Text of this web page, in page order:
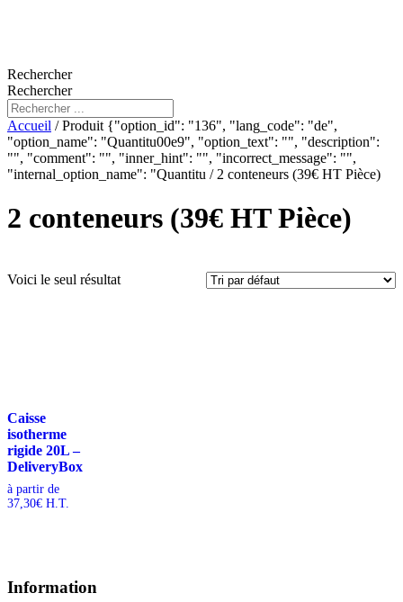
Rechercher
Rechercher
Accueil / Produit {"option_id": "136", "lang_code": "de",
"option_name": "Quantitu00e9", "option_text": "", "description":
"", "comment": "", "inner_hint": "", "incorrect_message": "",
"internal_option_name": "Quantitu / 2 conteneurs (39€ HT Pièce)
2 conteneurs (39€ HT Pièce)
Produit Litrage
Voici le seul résultat
Caisse
isotherme
rigide 20L –
DeliveryBox
à partir de
37,30€ H.T.
Information